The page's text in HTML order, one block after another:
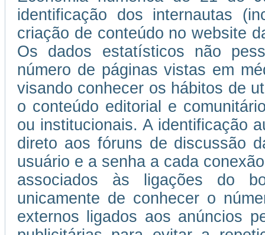
identificação dos internautas
criação de conteúdo no website
Os dados estatísticos não
número de páginas vistas em
visando conhecer os hábitos de
o conteúdo editorial e
ou institucionais. A identificação
direto aos fóruns de discussão
usuário e a senha a cada
associados às ligações do
unicamente de conhecer o
externos ligados aos anúncios